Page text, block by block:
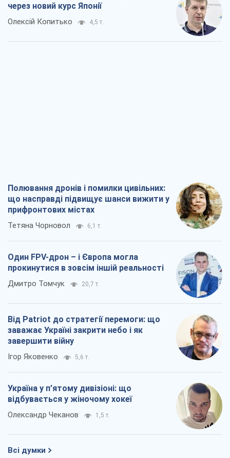
через новий курс Японії
Олексій Копитько 4,5 т.
Полювання дронів і помилки цивільних:
що насправді підвищує шанси вижити у
прифронтових містах
Тетяна Чорновол 6,1 т.
Один FPV-дрон – і Європа могла
прокинутися в зовсім іншій реальності
Дмитро Томчук 20,7 т.
Від Patriot до стратегії перемоги: що
заважає Україні закрити небо і як
завершити війну
Ігор Яковенко 5,6 т.
Україна у п’ятому дивізіоні: що
відбувається у жіночому хокеї
Олександр Чеканов 1,5 т.
Всі думки